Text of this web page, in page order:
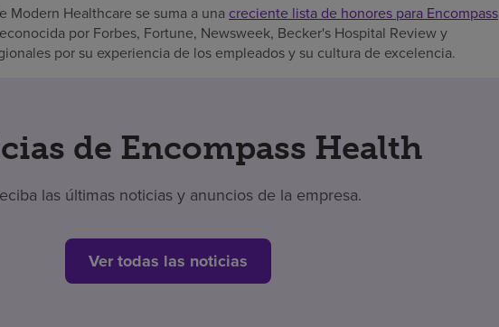
Healthcare se suma a una creciente lista de honores para Encompass
por Forbes, Fortune, Newsweek, Becker's Hospital Review y
por su experiencia de los empleados y su cultura de excelencia.
de Encompass Health
las últimas noticias y anuncios de la empresa.
Ver todas las noticias